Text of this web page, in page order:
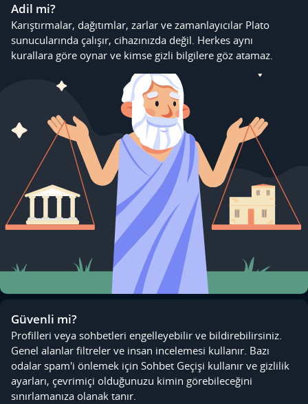
Adil mi?
Karıştırmalar, dağıtımlar, zarlar ve zamanlayıcılar Plato
sunucularında çalışır, cihazınızda değil. Herkes aynı
kurallara göre oynar ve kimse gizli bilgilere göz atamaz.
Güvenli mi?
Profilleri veya sohbetleri engelleyebilir ve bildirebilirsiniz.
Genel alanlar filtreler ve insan incelemesi kullanır. Bazı
odalar spam'i önlemek için Sohbet Geçişi kullanır ve gizlilik
ayarları, çevrimiçi olduğunuzu kimin görebileceğini
sınırlamanıza olanak tanır.